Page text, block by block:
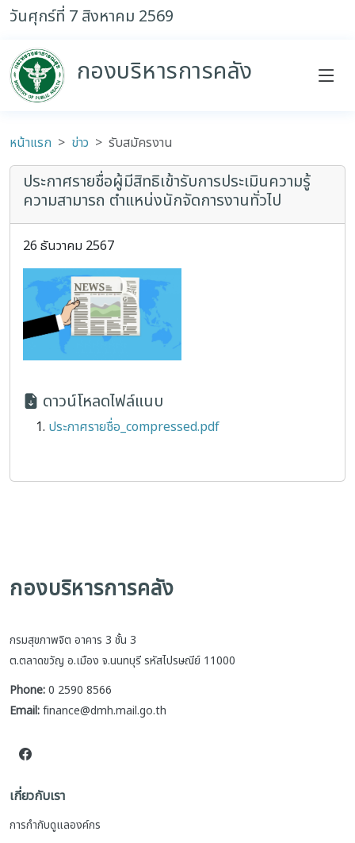
วันศุกร์ที่ 7 สิงหาคม 2569
กองบริหารการคลัง
หน้าแรก ข่าว รับสมัครงาน
ประกาศรายชื่อผู้มีสิทธิเข้ารับการประเมินความรู้
ความสามารถ ตำแหน่งนักจัดการงานทั่วไป
26 ธันวาคม 2567
ดาวน์โหลดไฟล์แนบ
ประกาศรายชื่อ_compressed.pdf
กองบริหารการคลัง
กรมสุขภาพจิต อาคาร 3 ชั้น 3
ต.ตลาดขวัญ อ.เมือง จ.นนทบุรี รหัสไปรษณีย์ 11000
Phone:0 2590 8566
Email:finance@dmh.mail.go.th
เกี่ยวกับเรา
การกำกับดูแลองค์กร